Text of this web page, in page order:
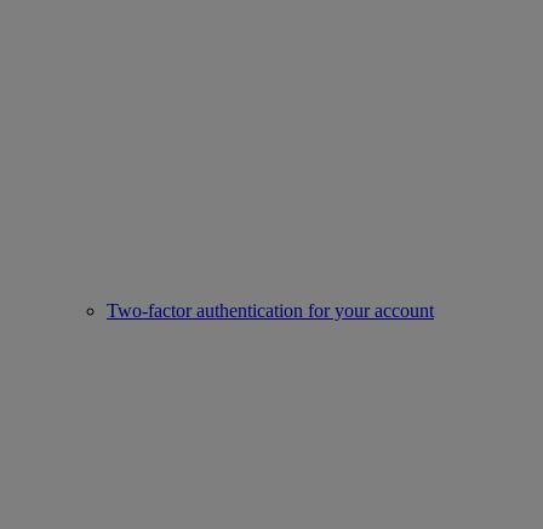
Two-factor authentication for your account